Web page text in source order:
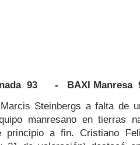
93 - BAXI Manresa
Steinbergs a falta de
manresano en tierras
principio a fin. Cristiano